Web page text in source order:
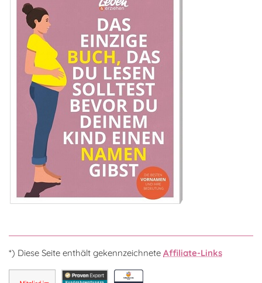
*) Diese Seite enthält gekennzeichnete Affiliate-Links